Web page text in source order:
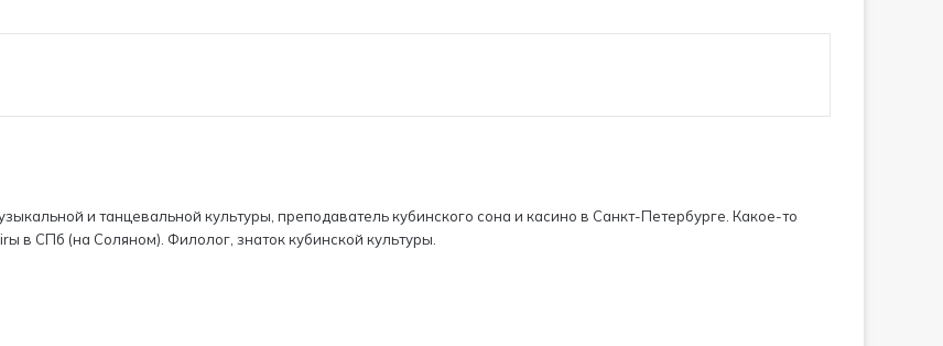
и танцевальной культуры, преподаватель кубинского сона и касино в Санкт-Петербурге. Какое-то
в СПб (на Соляном). Филолог, знаток кубинской культуры.